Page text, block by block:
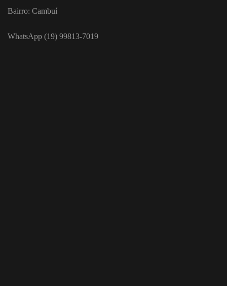
Bairro: Cambuí
WhatsApp (19) 99813-7019